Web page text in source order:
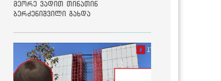
მეორე ვადით თინათინ
ბერძენიშვილი გახდა